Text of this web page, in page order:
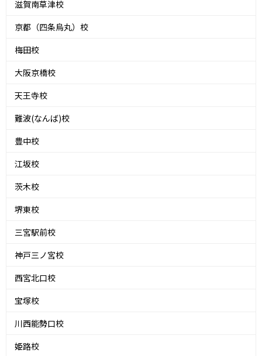
滋賀南草津校
京都（四条烏丸）校
梅田校
大阪京橋校
天王寺校
難波(なんば)校
豊中校
江坂校
茨木校
堺東校
三宮駅前校
神戸三ノ宮校
西宮北口校
宝塚校
川西能勢口校
姫路校